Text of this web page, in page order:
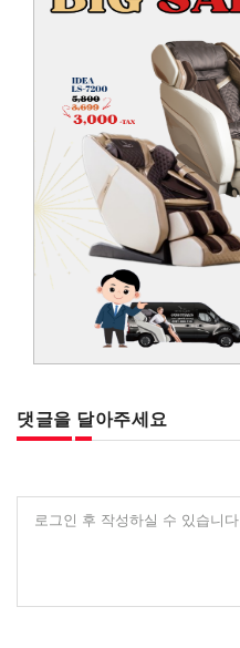
댓글을 달아주세요
로그인 후 작성하실 수 있습니다